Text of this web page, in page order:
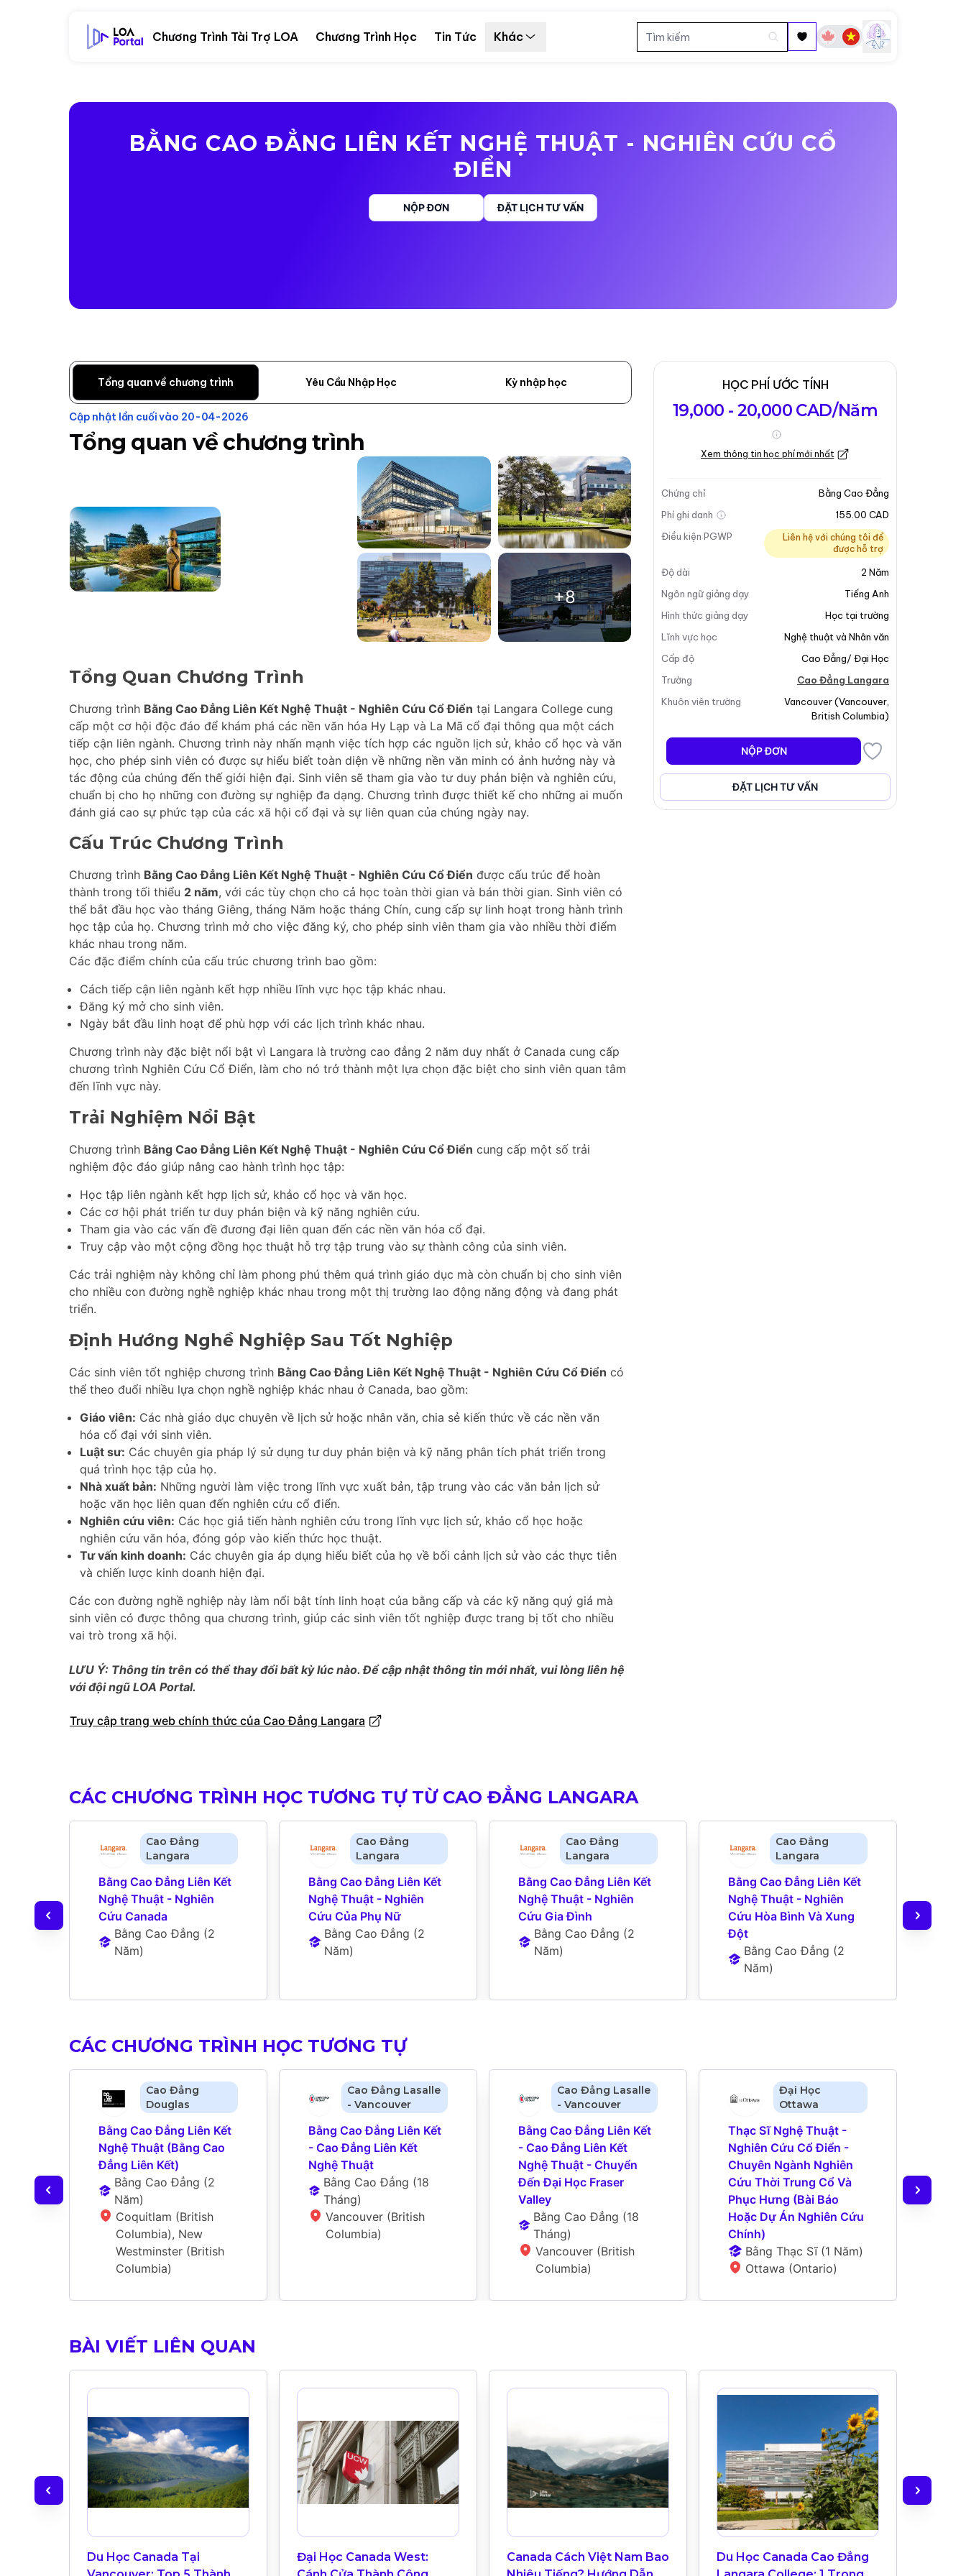
Chương Trình Tài Trợ LOA Chương Trình Học Tin Tức Khác
BẰNG CAO ĐẲNG LIÊN KẾT NGHỆ THUẬT - NGHIÊN CỨU CỔ
ĐIỂN
NỘP ĐƠN ĐẶT LỊCH TƯ VẤN
Tổng quan về chương trình Yêu Cầu Nhập Học Kỳ nhập học
Cập nhật lần cuối vào 20-04-2026
Tổng quan về chương trình
+8
Tổng Quan Chương Trình
Chương trình Bằng Cao Đẳng Liên Kết Nghệ Thuật - Nghiên Cứu Cổ Điển tại Langara College cung
cấp một cơ hội độc đáo để khám phá các nền văn hóa Hy Lạp và La Mã cổ đại thông qua một cách
tiếp cận liên ngành. Chương trình này nhấn mạnh việc tích hợp các nguồn lịch sử, khảo cổ học và văn
học, cho phép sinh viên có được sự hiểu biết toàn diện về những nền văn minh có ảnh hưởng này và
tác động của chúng đến thế giới hiện đại. Sinh viên sẽ tham gia vào tư duy phản biện và nghiên cứu,
chuẩn bị cho họ những con đường sự nghiệp đa dạng. Chương trình được thiết kế cho những ai muốn
đánh giá cao sự phức tạp của các xã hội cổ đại và sự liên quan của chúng ngày nay.
Cấu Trúc Chương Trình
Chương trình Bằng Cao Đẳng Liên Kết Nghệ Thuật - Nghiên Cứu Cổ Điển được cấu trúc để hoàn
thành trong tối thiểu 2 năm, với các tùy chọn cho cả học toàn thời gian và bán thời gian. Sinh viên có
thể bắt đầu học vào tháng Giêng, tháng Năm hoặc tháng Chín, cung cấp sự linh hoạt trong hành trình
học tập của họ. Chương trình mở cho việc đăng ký, cho phép sinh viên tham gia vào nhiều thời điểm
khác nhau trong năm.
Các đặc điểm chính của cấu trúc chương trình bao gồm:
Cách tiếp cận liên ngành kết hợp nhiều lĩnh vực học tập khác nhau.
Đăng ký mở cho sinh viên.
Ngày bắt đầu linh hoạt để phù hợp với các lịch trình khác nhau.
Chương trình này đặc biệt nổi bật vì Langara là trường cao đẳng 2 năm duy nhất ở Canada cung cấp
chương trình Nghiên Cứu Cổ Điển, làm cho nó trở thành một lựa chọn đặc biệt cho sinh viên quan tâm
đến lĩnh vực này.
Trải Nghiệm Nổi Bật
Chương trình Bằng Cao Đẳng Liên Kết Nghệ Thuật - Nghiên Cứu Cổ Điển cung cấp một số trải
nghiệm độc đáo giúp nâng cao hành trình học tập:
Học tập liên ngành kết hợp lịch sử, khảo cổ học và văn học.
Các cơ hội phát triển tư duy phản biện và kỹ năng nghiên cứu.
Tham gia vào các vấn đề đương đại liên quan đến các nền văn hóa cổ đại.
Truy cập vào một cộng đồng học thuật hỗ trợ tập trung vào sự thành công của sinh viên.
Các trải nghiệm này không chỉ làm phong phú thêm quá trình giáo dục mà còn chuẩn bị cho sinh viên
cho nhiều con đường nghề nghiệp khác nhau trong một thị trường lao động năng động và đang phát
triển.
Định Hướng Nghề Nghiệp Sau Tốt Nghiệp
Các sinh viên tốt nghiệp chương trình Bằng Cao Đẳng Liên Kết Nghệ Thuật - Nghiên Cứu Cổ Điển có
thể theo đuổi nhiều lựa chọn nghề nghiệp khác nhau ở Canada, bao gồm:
Giáo viên: Các nhà giáo dục chuyên về lịch sử hoặc nhân văn, chia sẻ kiến thức về các nền văn
hóa cổ đại với sinh viên.
Luật sư: Các chuyên gia pháp lý sử dụng tư duy phản biện và kỹ năng phân tích phát triển trong
quá trình học tập của họ.
Nhà xuất bản: Những người làm việc trong lĩnh vực xuất bản, tập trung vào các văn bản lịch sử
hoặc văn học liên quan đến nghiên cứu cổ điển.
Nghiên cứu viên: Các học giả tiến hành nghiên cứu trong lĩnh vực lịch sử, khảo cổ học hoặc
nghiên cứu văn hóa, đóng góp vào kiến thức học thuật.
Tư vấn kinh doanh: Các chuyên gia áp dụng hiểu biết của họ về bối cảnh lịch sử vào các thực tiễn
và chiến lược kinh doanh hiện đại.
Các con đường nghề nghiệp này làm nổi bật tính linh hoạt của bằng cấp và các kỹ năng quý giá mà
sinh viên có được thông qua chương trình, giúp các sinh viên tốt nghiệp được trang bị tốt cho nhiều
vai trò trong xã hội.
LƯU Ý: Thông tin trên có thể thay đổi bất kỳ lúc nào. Để cập nhật thông tin mới nhất, vui lòng liên hệ
với đội ngũ LOA Portal.
Truy cập trang web chính thức của Cao Đẳng Langara
HỌC PHÍ ƯỚC TÍNH
19,000 - 20,000 CAD/Năm
Xem thông tin học phí mới nhất
Chứng chỉ
Bằng Cao Đẳng
Phí ghi danh
155.00 CAD
Điều kiện PGWP
Liên hệ với chúng tôi để
được hỗ trợ
Độ dài 2 Năm
Ngôn ngữ giảng dạy
Tiếng Anh
Hình thức giảng dạy
Học tại trường
Lĩnh vực học
Nghệ thuật và Nhân văn
Cấp độ
Cao Đẳng/ Đại Học
Trường
Cao Đẳng Langara
Khuôn viên trường
Vancouver(Vancouver
British Columbia)
NỘP ĐƠN
ĐẶT LỊCH TƯ VẤN
CÁC CHƯƠNG TRÌNH HỌC TƯƠNG TỰ TỪ CAO ĐẲNG LANGARA
Cao Đẳng
Langara
Bằng Cao Đẳng Liên Kết
Nghệ Thuật - Nghiên
Cứu Canada
Bằng Cao Đẳng (2
Năm)
Cao Đẳng
Langara
Bằng Cao Đẳng Liên Kết
Nghệ Thuật - Nghiên
Cứu Của Phụ Nữ
Bằng Cao Đẳng (2
Năm)
Cao Đẳng
Langara
Bằng Cao Đẳng Liên Kết
Nghệ Thuật - Nghiên
Cứu Gia Đình
Bằng Cao Đẳng (2
Năm)
Cao Đẳng
Langara
Bằng Cao Đẳng Liên Kết
Nghệ Thuật - Nghiên
Cứu Hòa Bình Và Xung
Đột
Bằng Cao Đẳng (2
Năm)
CÁC CHƯƠNG TRÌNH HỌC TƯƠNG TỰ
Cao Đẳng
Douglas
Bằng Cao Đẳng Liên Kết
Nghệ Thuật (Bằng Cao
Đẳng Liên Kết)
Bằng Cao Đẳng (2
Năm)
Coquitlam (British
Columbia), New
Westminster (British
Columbia)
Cao Đẳng Lasalle
- Vancouver
Bằng Cao Đẳng Liên Kết
- Cao Đẳng Liên Kết
Nghệ Thuật
Bằng Cao Đẳng (18
Tháng)
Vancouver (British
Columbia)
Cao Đẳng Lasalle
- Vancouver
Bằng Cao Đẳng Liên Kết
- Cao Đẳng Liên Kết
Nghệ Thuật - Chuyển
Đến Đại Học Fraser
Valley
Bằng Cao Đẳng (18
Tháng)
Vancouver (British
Columbia)
Đại Học
Ottawa
Thạc Sĩ Nghệ Thuật -
Nghiên Cứu Cổ Điển -
Chuyên Ngành Nghiên
Cứu Thời Trung Cổ Và
Phục Hưng (Bài Báo
Hoặc Dự Án Nghiên Cứu
Chính)
Bằng Thạc Sĩ (1 Năm)
Ottawa (Ontario)
BÀI VIẾT LIÊN QUAN
Du Học Canada Tại
Đại Học Canada West:
Canada Cách Việt Nam Bao
Du Học Canada Cao Đẳng